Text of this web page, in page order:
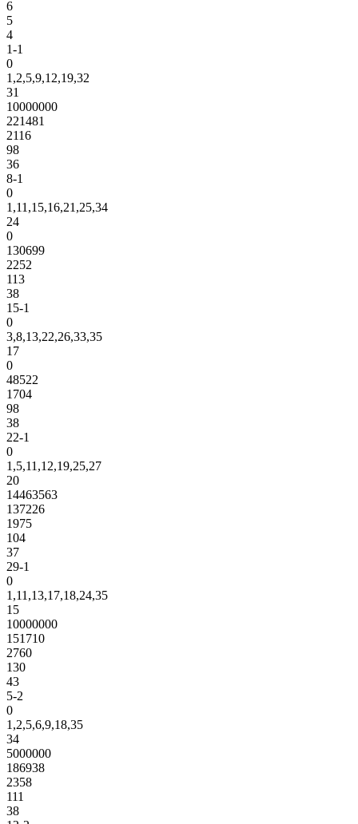
6
5
4
1-1
0
1,2,5,9,12,19,32
31
10000000
221481
2116
98
36
8-1
0
1,11,15,16,21,25,34
24
0
130699
2252
113
38
15-1
0
3,8,13,22,26,33,35
17
0
48522
1704
98
38
22-1
0
1,5,11,12,19,25,27
20
14463563
137226
1975
104
37
29-1
0
1,11,13,17,18,24,35
15
10000000
151710
2760
130
43
5-2
0
1,2,5,6,9,18,35
34
5000000
186938
2358
111
38